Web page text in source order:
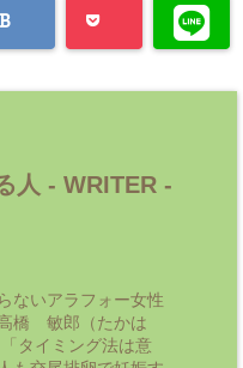
人 - WRITER -
ないアラフォー女性
橋 敏郎（たかは
タイミング法は意